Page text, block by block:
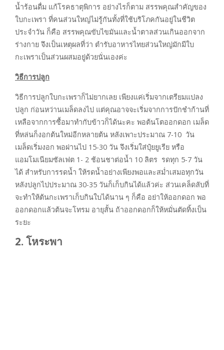
น้ำร้อนดื่ม แก้โรคธาตุพิการ อย่างไรก็ตาม สรรพคุณสำคัญของ
ใบกะเพรา ที่คนส่วนใหญ่ไม่รู้กันทั้งที่ใช้บริโภคกันอยู่ในชีวิต
ประจำวัน ก็คือ สรรพคุณขับไขมันและน้ำตาลส่วนเกินออกจาก
ร่างกาย จึงเป็นเหตุผลที่ว่า ตำรับอาหารไทยส่วนใหญ่มักมีใบ
กะเพราเป็นส่วนผสมอยู่ด้วยนั่นเองค่ะ
วิธีการปลูก
วิธีการปลูกใบกะเพราก็ไม่ยากเลย เพียงแค่เริ่มจากเตรียมแปลง
ปลูก ก่อนหว่านเมล็ดลงไป แต่คุณอาจจะเริ่มจากการปักชำก้านที่
เหลือจากการซื้อมาทำกับข้าวก็ได้นะคะ พอต้นโตออกดอก เมล็ด
ที่หล่นก็งอกต้นใหม่อีกหลายต้น หลังเพาะประมาณ 7-10 วัน
เมล็ดเริ่มงอก พอผ่านไป 15-30 วัน จึงเริ่มใส่ปุ๋ยยูเรีย หรือ
แอมโมเนียมซัลเฟต 1- 2 ช้อนชาต่อน้ำ 10 ลิตร รดทุก 5-7 วัน
ได้ สำหรับการรดน้ำ ให้รดน้ำอย่างเพียงพอและสม่ำเสมอทุกวัน
หลังปลูกไปประมาณ 30-35 วันก็เก็บกินได้แล้วค่ะ ส่วนเคล็ดลับที่
จะทำให้ต้นกะเพราเก็บกินใบได้นาน ๆ ก็คือ อย่าให้ออกดอก พอ
ออกดอกแล้วต้นจะโทรม อายุสั้น ถ้าออกดอกก็ให้หมั่นตัดทิ้งเป็น
ระยะ
2. โหระพา